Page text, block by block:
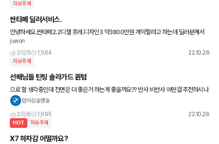
자유주제
싼타페 딜러서비스.
안녕하세요.싼타페2.2디젤 프레.디자인3 약3800만원 계약할려고 하는데 딜러분께서
버텍스 전면900 측후면700 Lx7000블박 Ppf4 코일매트 이렇게 주신다는데 괜찮은
조건일까요? 조언부탁드려
juwon
2
5 1,564 22.10.26
자유주제
선배님들 틴팅 솔라가드 퀀텀
으로 할 생각중인데 전면은 더 좋은거 하는게 좋을까요?? 반사 비반사 어떤걸 추천하시나
요? 농도도 같이알려주시면 감사하겠습니다
맘이싱숭생숭
2
6 1,695 22.10.26
HOT 자유주제
X7 하차감 어떨까요?